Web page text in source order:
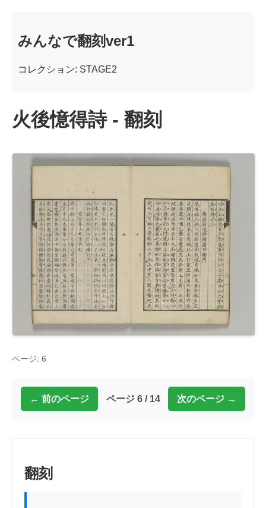
みんなで翻刻ver1
コレクション: STAGE2
火後憶得詩 - 翻刻
ページ: 6
← 前のページ ページ 6 / 14 次のページ →
翻刻